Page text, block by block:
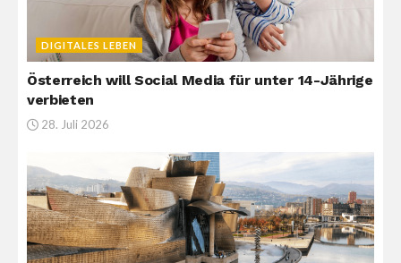
DIGITALES LEBEN
Österreich will Social Media für unter 14-Jährige
verbieten
28. Juli 2026